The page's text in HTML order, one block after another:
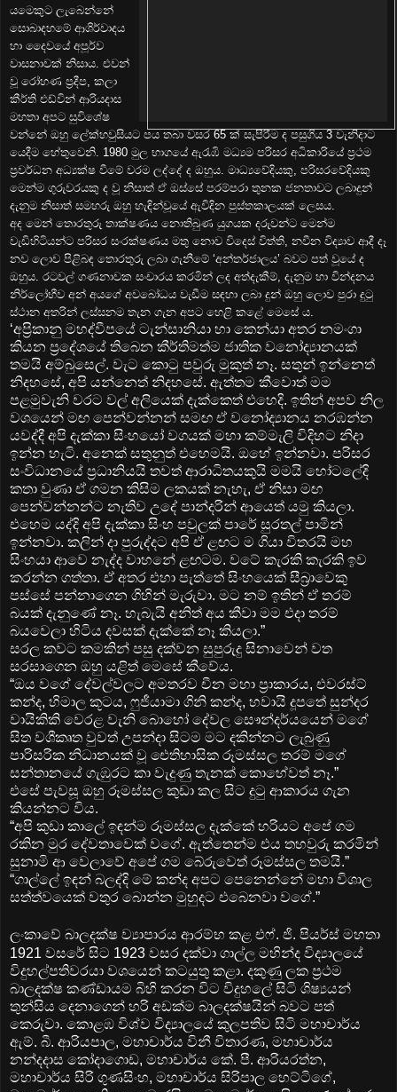
යමෙකුට ලැබෙන්නේ
සොබාදහමේ ආශිර්වාදය
හා දෛවයේ අපූර්ව
වාසනාවක් නිසාය. එවන්
වූ රෝහණ ප්‍රදීප, කලා
කීර්ති එඩ්වින් ආරියදාස
මහතා අපට සුවිශේෂ
වන්නේ ඔහු ලේක්හවුසියට පය තබා වසර 65 ක් සැපිරීම ද පසුගිය 3 වැනිදාට
යෙදීම හේතුවෙනි. 1980 මුල භාගයේ ඇරැඹි මධ්‍යම පරිසර අධිකාරියේ ප්‍රථම
ප්‍රවර්ධන අධ්‍යක්ෂ වීමේ වරම ලද්දේ ද ඔහුය. මාධ්‍යවේදියකු, පරිසරවේදියකු
මෙන්ම ගුරුවරයකු ද වූ නිසාත් ඒ ඔස්සේ පරම්පරා තුනක ජනතාවට ලබාදුන්
දැනුම නිසාත් සමහරු ඔහු හැඳින්වූයේ ඇවිදින පුස්තකාලයක් ලෙසය.
අද මෙන් තොරතුරු තාක්ෂණය නොතිබුණ යුගයක දරුවන්ට මෙන්ම
වැඩිහිටියන්ට පරිසර සංරක්ෂණය මතු නොව විදෙස් විත්ති, නවීන විද්‍යාව ආදී දෑ
නව ලොව පිළිබඳ තොරතුරු ලබා ගැනීමේ ‘අන්තර්ජාලය’ බවට පත් වූයේ ද
ඔහුය. රටවල් ගණනාවක සංචාරය කරමින් ලද අත්දැකීම්, දැනුම හා වින්දනය
නිර්ලෝභීව අන් අයගේ අවබෝධය වැඩීම සඳහා ලබා දුන් ඔහු ලොව පුරා දුටු
ස්ථාන අතරින් ලස්සනම තැන ගැන අපට හෙළි කළේ මෙසේ ය.
‘අප්‍රිකානු මහද්වීපයේ ටැන්සානියා හා කෙන්යා අතර නමංගා
කියන ප්‍රදේශයේ තිබෙන කීර්තිමත්ම ජාතික වනෝද්‍යානයක්
තමයි අම්බුසෙල්. වැට කොටු පවුරු මුකුත් නෑ. සතුන් ඉන්නෙත්
නිදහසේ, අපි යන්නෙත් නිදහසේ. ඇත්තම කීවොත් මම
පළමුවැනි වරට වල් අලියෙක් දැක්කෙත් එහෙදි. ඉතින් අපව නිල
වශයෙන් මඟ පෙන්වන්නන් සමඟ ඒ වනෝද්‍යානය නරඹන්න
යවද්දී අපි දැක්කා සිංහයෝ වගයක් මහා කම්මැලි විදිහට නිදා
ඉන්න හැටි. අනෙක් සතුනුත් එහෙමයි. ඔහේ ඉන්නවා. පරිසර
සංවිධානයේ ප්‍රධානියයි තවත් ආරාධිතයකුයි මමයි හෝටලේදි
කතා වුණා ඒ ගමන කිසිම ලකයක් නැහැ, ඒ නිසා මඟ
පෙන්වන්නන්ට නැතිව උදේ පාන්දරින් ආයෙත් යමු කියලා.
එහෙම යද්දි අපි දැක්කා සිංහ පවුලක් පාරේ සුරතල් පාමින්
ඉන්නවා. කලින් දා පුරුද්දට අපි ඒ ළඟට ම ගියා විතරයි මහ
සිංහයා ආවෙ නැද්ද වාහනේ ළඟටම. වටේ කැරකි කැරකි ඉව
කරන්න ගත්තා. ඒ අතර එහා පැත්තේ සිංහයෙක් සීබ්‍රාවෙකු
පස්සේ පන්නාගෙන ගිහින් මැරුවා. මට නම් ඉතින් ඒ තරම්
බයක් දැනුණේ නෑ. හැබැයි අනිත් අය කීවා මම එදා තරම්
බයවෙලා හිටිය දවසක් දැක්කේ නෑ කියලා.”
සරල කවට කමකින් පසු දක්වන සුපුරුදු සිනාවෙන් වත
සරසාගෙන ඔහු යළිත් මෙසේ කීවේය.
“ඔය වගේ දේවල්වලට අමතරව චීන මහා ප්‍රාකාරය, එවරස්ට්
කන්ද, හිමාල කූටය, ෆුජීයාමා ගිනි කන්ද, හවායි දූපතේ සුන්දර
වායිකිකි වෙරළ වැනි බොහෝ දේවල සෞන්දර්යයෙන් මගේ
සිත වශීකෘත වුවත් උපන්දා සිටම මට දකින්නට ලැබුණු
පාරිසරික නිධානයක් වූ ඓතිහාසික රූමස්සල තරම් මගේ
සන්තානයේ ගැඹුරට කා වැදුණු තැනක් කොහේවත් නෑ.”
එසේ පැවසූ ඔහු රූමස්සල කුඩා කල සිට දුටු ආකාරය ගැන
කියන්නට විය.
“අපි කුඩා කාලේ ඉඳන්ම රූමස්සල දැක්කේ හරියට අපේ ගම
රකින මුර දේවතාවෙක් වගේ. ඇත්තෙන්ම එය තහවුරු කරමින්
සුනාමි ආ වෙලාවේ අපේ ගම බේරුවෙත් රූමස්සල තමයි.”
“ගාල්ලේ ඉඳන් බලද්දි මේ කන්ද අපට පෙනෙන්නේ මහා විශාල
සත්ත්වයෙක් වතුර බොන්න මුහුදට එබෙනවා වගේ.”
ලංකාවේ බාලදක්ෂ ව්‍යාපාරය ආරම්භ කළ එෆ්. ජි. පියර්ස් මහතා
1921 වසරේ සිට 1923 වසර දක්වා ගාල්ල මහින්ද විද්‍යාලයේ
විදුහල්පතිවරයා වශයෙන් කටයුතු කළා. දකුණු ලක ප්‍රථම
බාලදක්ෂ කණ්ඩායම බිහි කරන විට විදුහලේ සිටි ශිෂ්‍යයන්
තුන්සිය දෙනාගෙන් හරි අඩක්ම බාලදක්ෂයින් බවට පත්
කෙරුවා. කොළඹ විශ්ව විද්‍යාලයේ කුලපතිව සිටි මහාචාර්ය
ඇම්. බී. ආරියපාල, මහාචාර්ය විනී විතාරණ, මහාචාර්ය
නන්දදාස කෝදාගොඩ, මහාචාර්ය කේ. පී. ආරියරත්න,
මහාචාර්ය සිරි ගුණසිංහ, මහාචාර්ය සිරිපාල හෙට්ටිගේ,